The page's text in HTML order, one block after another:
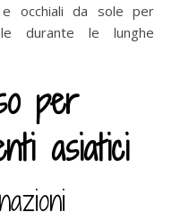
occhiali da sole per
durante le lunghe
per
asiatici